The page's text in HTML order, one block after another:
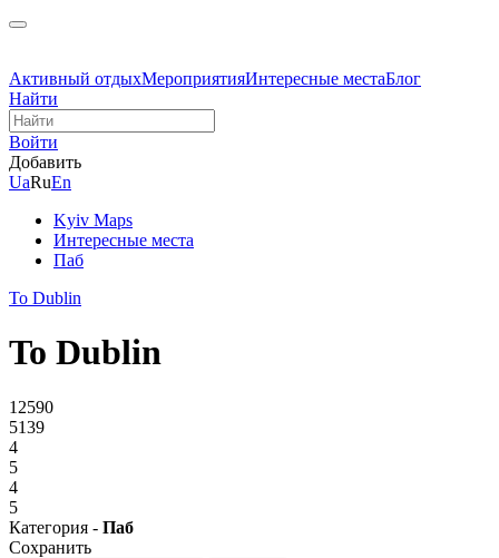
Активный отдыхМероприятияИнтересные местаБлог
Найти
Войти
Добавить
UaRuEn
Kyiv Maps
Интересные места
Паб
To Dublin
To Dublin
12590
5139
4
5
4
5
Категория - Паб
Сохранить